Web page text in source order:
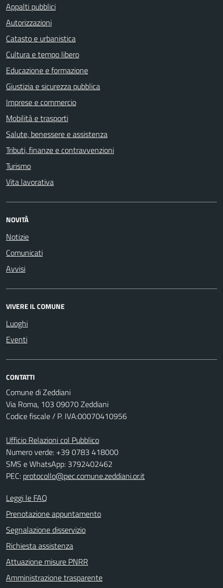
Appalti pubblici
Autorizzazioni
Catasto e urbanistica
Cultura e tempo libero
Educazione e formazione
Giustizia e sicurezza pubblica
Imprese e commercio
Mobilità e trasporti
Salute, benessere e assistenza
Tributi, finanze e contravvenzioni
Turismo
Vita lavorativa
NOVITÀ
Notizie
Comunicati
Avvisi
VIVERE IL COMUNE
Luoghi
Eventi
CONTATTI
Comune di Zeddiani
Via Roma, 103 09070 Zeddiani
Codice fiscale / P. IVA:00070410956
Ufficio Relazioni col Pubblico
Numero verde: +39 0783 418000
SMS e WhatsApp: 3792402462
PEC: protocollo@pec.comune.zeddiani.or.it
Leggi le FAQ
Prenotazione appuntamento
Segnalazione disservizio
Richiesta assistenza
Attuazione misure PNRR
Amministrazione trasparente